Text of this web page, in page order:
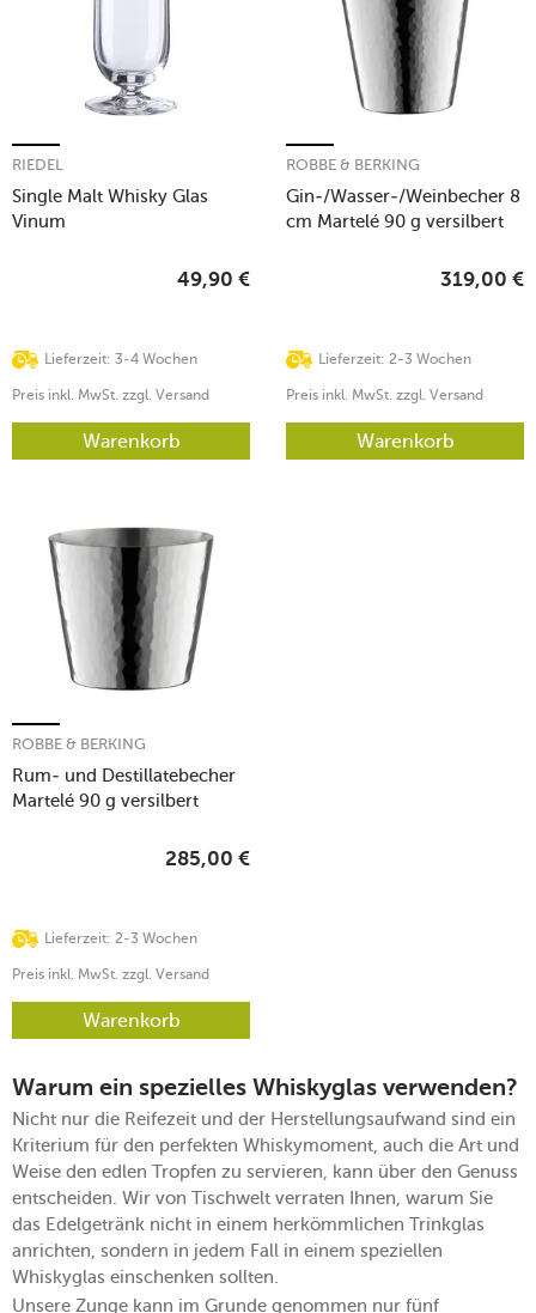
Single Malt Whisky Glas
Vinum
RIEDEL
Lieferzeit: 3-4 Wochen
49,90 €
Preis inkl. MwSt. zzgl. Versand
Warenkorb
Gin-/Wasser-/Weinbecher 8
cm Martelé 90 g versilbert
ROBBE & BERKING
Lieferzeit: 2-3 Wochen
319,00 €
Preis inkl. MwSt. zzgl. Versand
Warenkorb
Rum- und Destillatebecher
Martelé 90 g versilbert
ROBBE & BERKING
Lieferzeit: 2-3 Wochen
285,00 €
Preis inkl. MwSt. zzgl. Versand
Warenkorb
Warum ein spezielles Whiskyglas verwenden?
Nicht nur die Reifezeit und der Herstellungsaufwand sind ein
Kriterium für den perfekten Whiskymoment, auch die Art und
Weise den edlen Tropfen zu servieren, kann über den Genuss
entscheiden. Wir von Tischwelt verraten Ihnen, warum Sie
das Edelgetränk nicht in einem herkömmlichen Trinkglas
anrichten, sondern in jedem Fall in einem speziellen
Whiskyglas einschenken sollten.
Unsere Zunge kann im Grunde genommen nur fünf